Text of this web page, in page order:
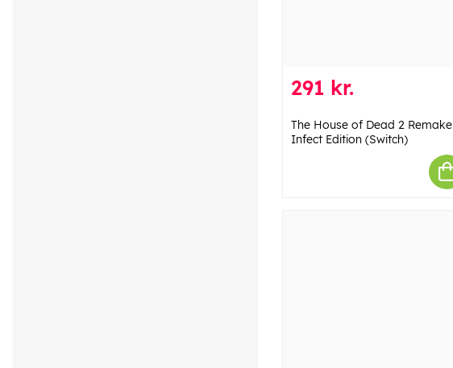
291 kr.
The House of Dead 2 Remake
Infect Edition (Switch)